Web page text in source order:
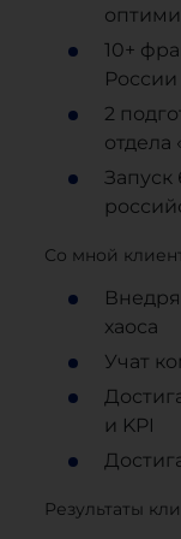
10+
России
2
отдела
Запуск
Со мной
хаоса
Учат
и KPI
Результаты